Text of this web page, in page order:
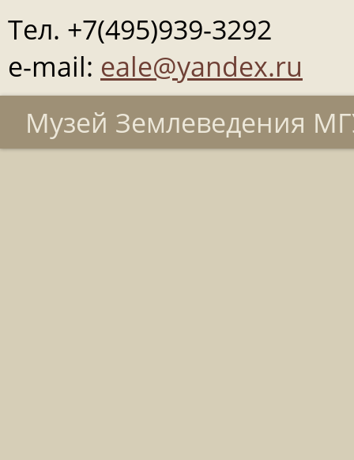
Тел. +7(495)939-3292
e-mail: eale@yandex.ru
Музей Землеведения